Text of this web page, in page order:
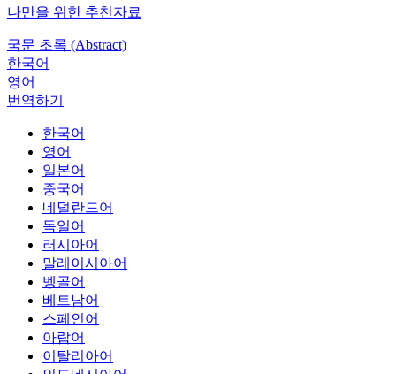
나만을 위한 추천자료
국문 초록 (Abstract)
한국어
영어
번역하기
한국어
영어
일본어
중국어
네덜란드어
독일어
러시아어
말레이시아어
벵골어
베트남어
스페인어
아랍어
이탈리아어